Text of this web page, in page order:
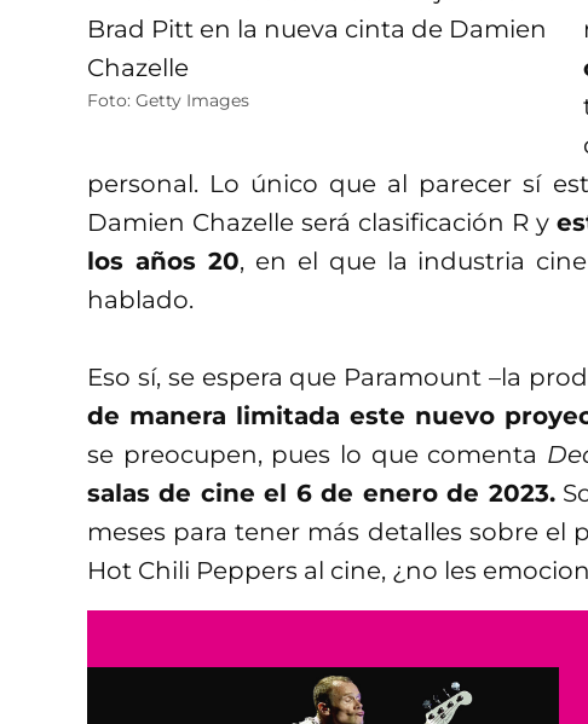
Foto: Getty Images
personal. Lo único que al parecer sí
Damien Chazelle será clasificación R y
los años 20, en el que la industria
hablado.
Eso sí, se espera que Paramount –la
de manera limitada este nuevo
se preocupen, pues lo que comenta
salas de cine el 6 de enero de 2023.
meses para tener más detalles sobre el
Hot Chili Peppers al cine, ¿no les